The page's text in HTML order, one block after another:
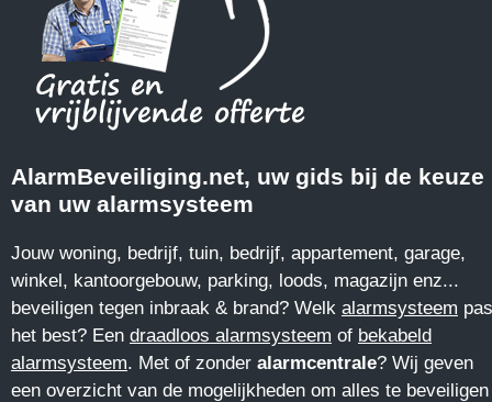
AlarmBeveiliging.net, uw gids bij de keuze
van uw alarmsysteem
Jouw woning, bedrijf, tuin, bedrijf, appartement, garage,
winkel, kantoorgebouw, parking, loods, magazijn enz...
beveiligen tegen inbraak & brand? Welk alarmsysteem
het best? Een draadloos alarmsysteem of bekabeld
alarmsysteem. Met of zonder alarmcentrale? Wij geven
een overzicht van de mogelijkheden om alles te beveiligen